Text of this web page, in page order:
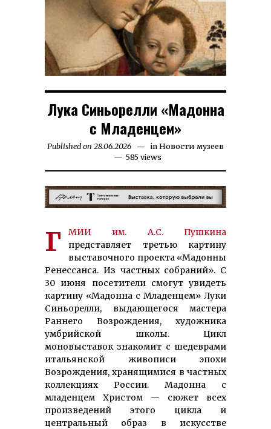
Лука Синьорелли «Мадонна
с Младенцем»
Published on 28.06.2026 14.07.2026
in Новости музеев
585 views
ГМИИ им. А.С. Пуш­ки­на
представляет третью картину
выставочного проекта «Мадонны
Ренессанса. Из частных собраний». С
30 июня посетители смогут увидеть
картину «Мадонна с Младенцем» Луки
Синьорелли, выдающегося мастера
Раннего Возрождения, художника
умбрийской школы. Цикл
моновыставок знакомит с шедеврами
итальянской живописи эпохи
Возрождения, хранящимися в частных
коллекциях России. Мадонна с
младенцем Христом — сюжет всех
произведений этого цикла и
центральный образ в искусстве